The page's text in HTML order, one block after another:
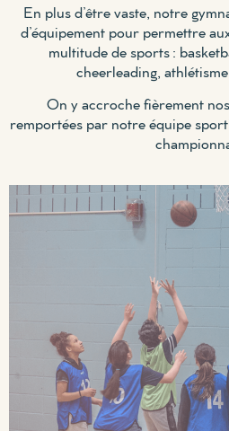
En plus d’être vaste, notre
d’équipement pour permettre
multitude de sports :
cheerleading,
On y accroche fièrement
remportées par notre équipe